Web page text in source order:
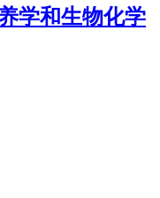
学和生物化学